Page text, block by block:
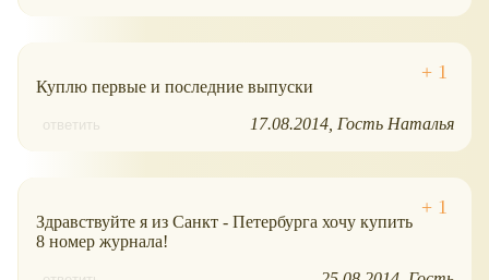
Куплю первые и последние выпуски
ответить 17.08.2014 Гость Наталья
Здравствуйте я из Санкт - Петербурга хочу купить
8 номер журнала!